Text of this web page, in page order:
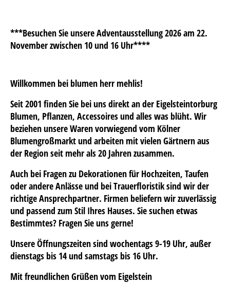
***Besuchen Sie unsere Adventausstellung 2026 am 22.
November zwischen 10 und 16 Uhr****
Willkommen bei blumen herr mehlis!
Seit 2001 finden Sie bei uns direkt an der Eigelsteintorburg
Blumen, Pflanzen, Accessoires und alles was blüht. Wir
beziehen unsere Waren vorwiegend vom Kölner
Blumengroßmarkt und arbeiten mit vielen Gärtnern aus
der Region seit mehr als 20 Jahren zusammen.
Auch bei Fragen zu Dekorationen für Hochzeiten, Taufen
oder andere Anlässe und bei Trauerfloristik sind wir der
richtige Ansprechpartner. Firmen beliefern wir zuverlässig
und passend zum Stil Ihres Hauses. Sie suchen etwas
Bestimmtes? Fragen Sie uns gerne!
Unsere Öffnungszeiten sind wochentags 9-19 Uhr, außer
dienstags bis 14 und samstags bis 16 Uhr.
Mit freundlichen Grüßen vom Eigelstein